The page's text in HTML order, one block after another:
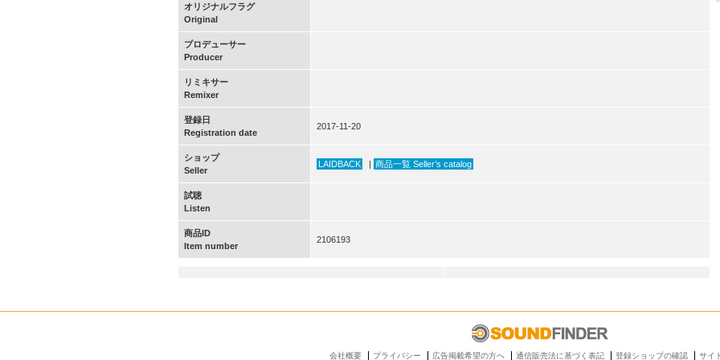
オリジナルフラグ
Original
プロデューサー
Producer
リミキサー
Remixer
登録日
Registration date
2017-11-20
ショップ
Seller
LAIDBACK | 商品一覧 Seller’s catalog
試聴
Listen
商品ID
Item number
2106193
会社概要 プライバシー 広告掲載希望の方へ 通信販売法に基づく表記 登録ショップの確認 サイ